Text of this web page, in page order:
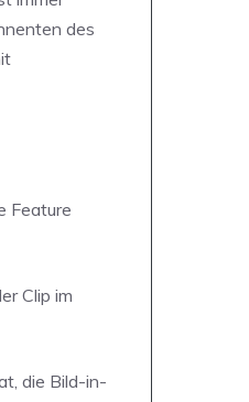
des
Feature
Clip im
die Bild-in-